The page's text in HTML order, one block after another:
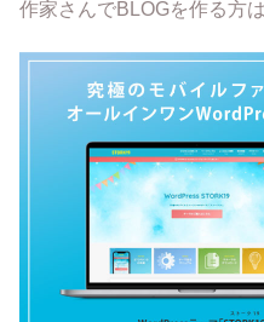
作家さんでBLOGを作る方は